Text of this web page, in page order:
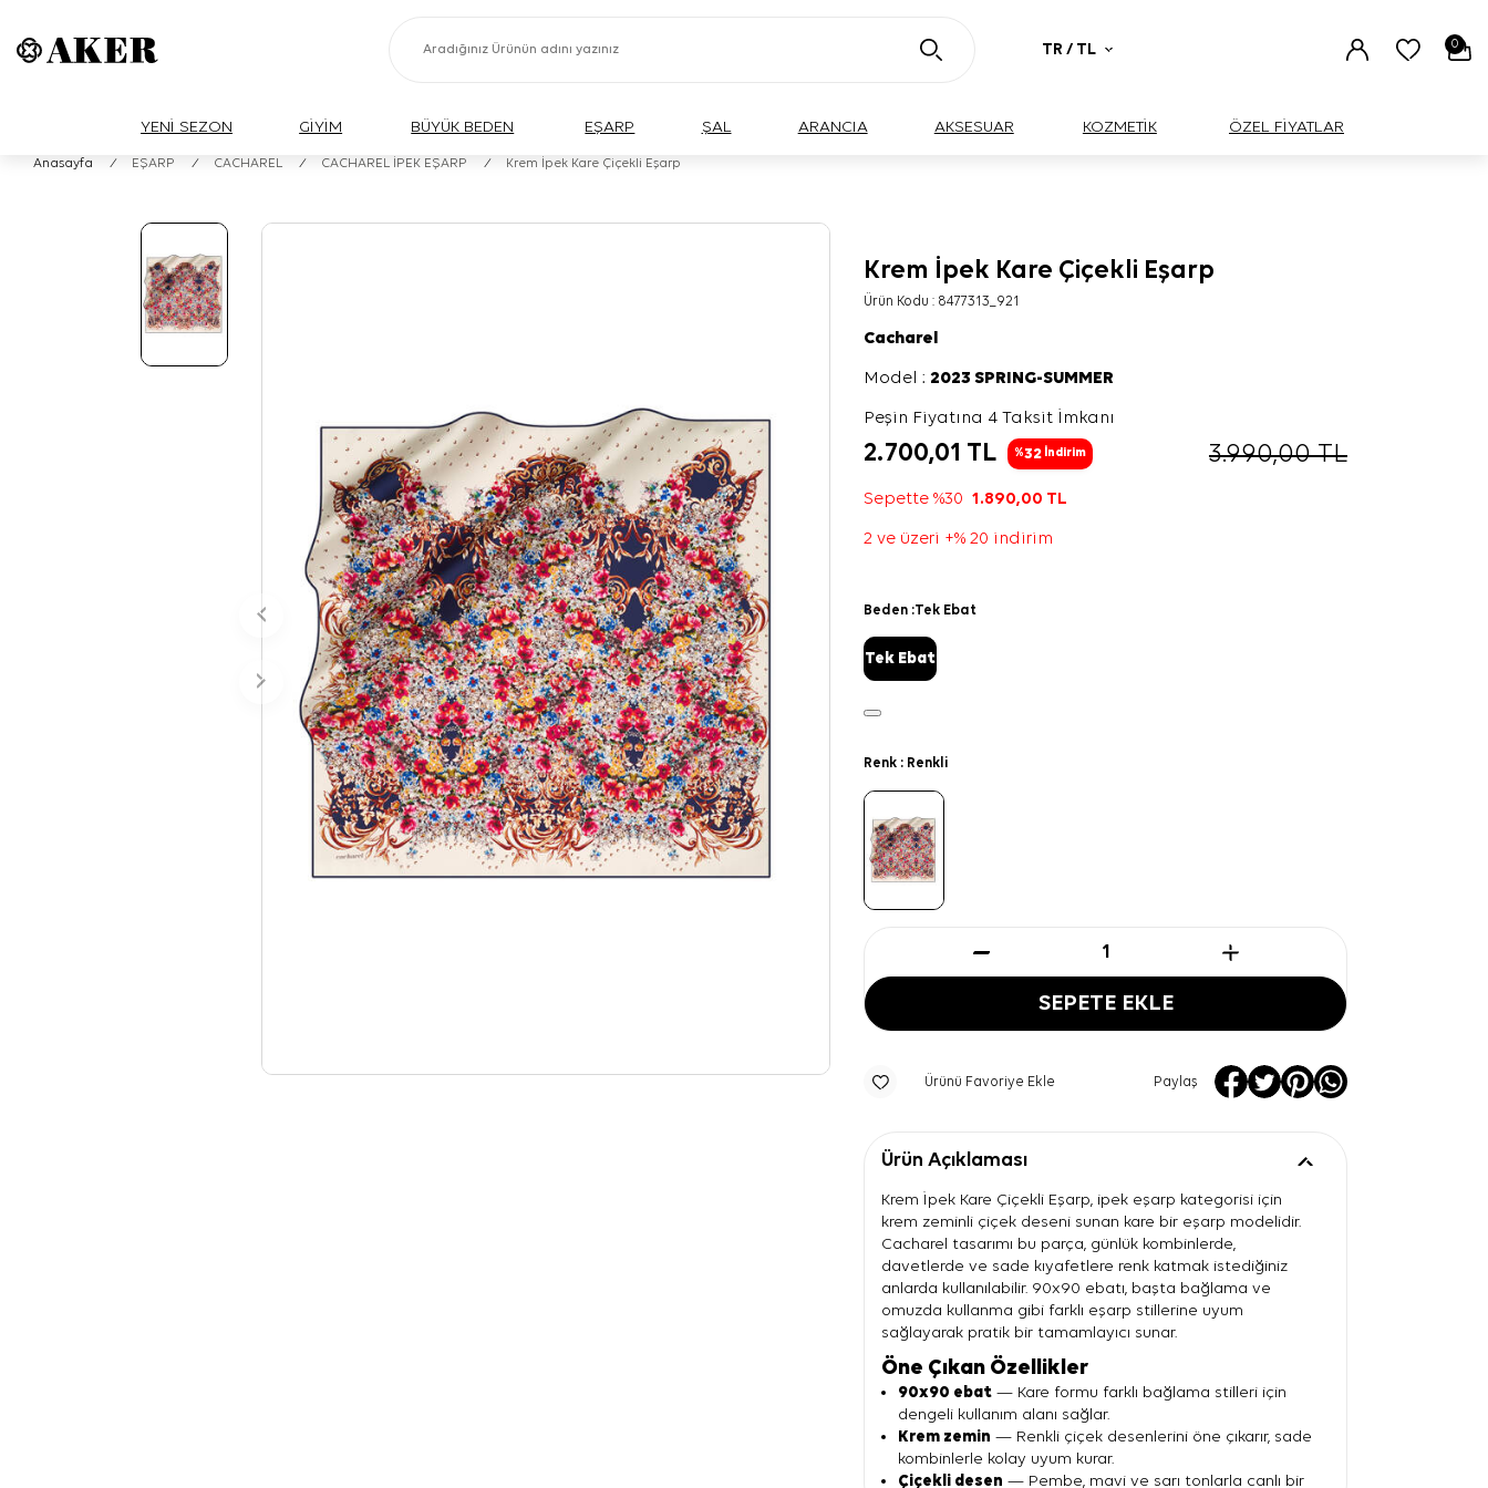
TR / TL 0
YENİ SEZON GİYİM BÜYÜK BEDEN EŞARP ŞAL ARANCIA AKSESUAR KOZMETİK ÖZEL FİYATLAR
Anasayfa / EŞARP / CACHAREL / CACHAREL İPEK EŞARP / Krem İpek Kare Çiçekli Eşarp
Krem İpek Kare Çiçekli Eşarp
Ürün Kodu : 8477313_921
Cacharel
Model :2023 SPRING-SUMMER
Peşin Fiyatına 4 Taksit İmkanı
2.700,01 TL %32 İndirim 3.990,00TL
Sepette %301.890,00 TL
2 ve üzeri +% 20 indirim
Beden :Tek Ebat
Tek Ebat
Renk : Renkli
SEPETE EKLE
Ürünü Favoriye Ekle Paylaş
Ürün Açıklaması
Krem İpek Kare Çiçekli Eşarp, ipek eşarp kategorisi için
krem zeminli çiçek deseni sunan kare bir eşarp modelidir.
Cacharel tasarımı bu parça, günlük kombinlerde,
davetlerde ve sade kıyafetlere renk katmak istediğiniz
anlarda kullanılabilir. 90x90 ebatı, başta bağlama ve
omuzda kullanma gibi farklı eşarp stillerine uyum
sağlayarak pratik bir tamamlayıcı sunar.
Öne Çıkan Özellikler
90x90 ebat — Kare formu farklı bağlama stilleri için
dengeli kullanım alanı sağlar.
Krem zemin — Renkli çiçek desenlerini öne çıkarır, sade
kombinlerle kolay uyum kurar.
Çiçekli desen — Pembe, mavi ve sarı tonlarla canlı bir